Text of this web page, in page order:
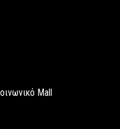
Mall